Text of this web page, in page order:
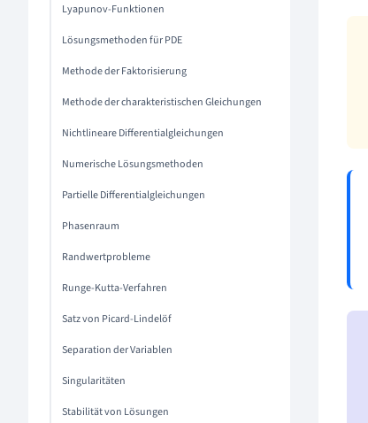
Lyapunov-Funktionen
Lösungsmethoden für PDE
Methode der Faktorisierung
Methode der charakteristischen Gleichungen
Nichtlineare Differentialgleichungen
Numerische Lösungsmethoden
Partielle Differentialgleichungen
Phasenraum
Randwertprobleme
Runge-Kutta-Verfahren
Satz von Picard-Lindelöf
Separation der Variablen
Singularitäten
Stabilität von Lösungen